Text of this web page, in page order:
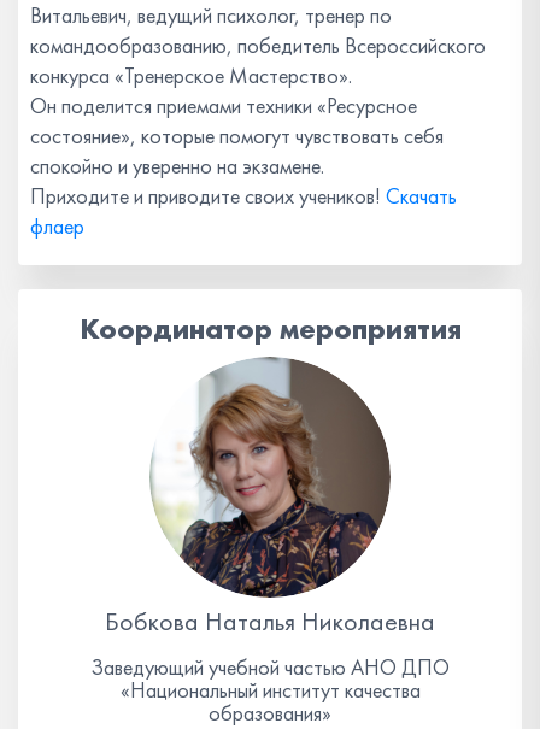
Витальевич, ведущий психолог, тренер по
командообразованию, победитель Всероссийского
конкурса «Тренерское Мастерство».
Он поделится приемами техники «Ресурсное
состояние», которые помогут чувствовать себя
спокойно и уверенно на экзамене.
Приходите и приводите своих учеников! Скачать
флаер
Координатор мероприятия
Бобкова Наталья Николаевна
Заведующий учебной частью АНО ДПО
«Национальный институт качества
образования»